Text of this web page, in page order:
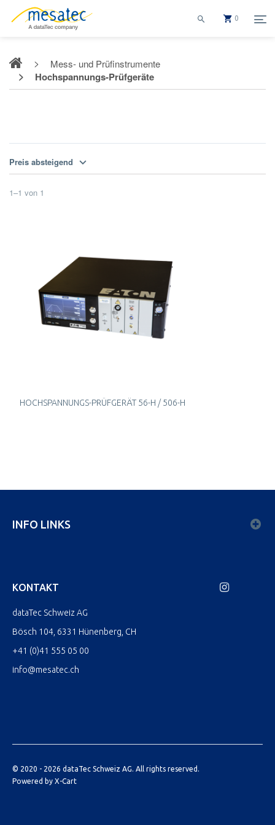
0
Mess- und Prüfinstrumente
Hochspannungs-Prüfgeräte
Preis absteigend
1–1 von 1
HOCHSPANNUNGS-PRÜFGERÄT 56-H / 506-H
INFO LINKS
KONTAKT
dataTec Schweiz AG
Bösch 104, 6331 Hünenberg, CH
+41 (0)41 555 05 00
info@mesatec.ch
© 2020 - 2026 dataTec Schweiz AG. All rights reserved.
Powered by X-Cart